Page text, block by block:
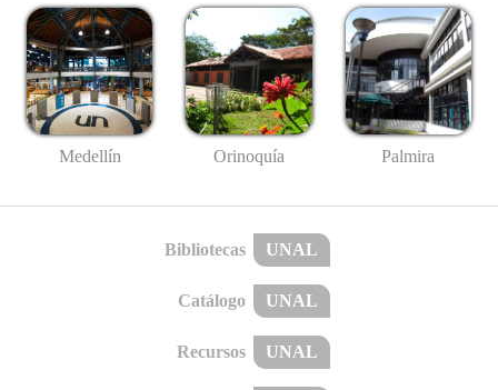
Medellín Orinoquía Palmira
Bibliotecas UNAL
Catálogo UNAL
Recursos UNAL